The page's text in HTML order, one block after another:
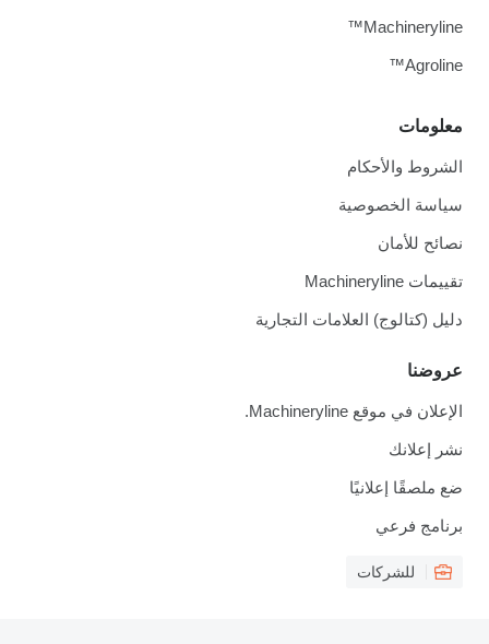
معلومات
الشروط والأحكام
سياسة الخصوصية
نصائح للأمان
تقييمات Machineryline
دليل (كتالوج) العلامات التجارية
عروضنا
الإعلان في موقع Machineryline.
نشر إعلانك
ضع ملصقًا إعلانيًا
برنامج فرعي
للشركات
Machineryline™
Agroline™